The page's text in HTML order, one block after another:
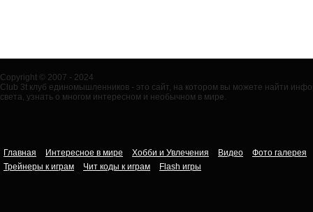
Copyright © 2007 - 2024
Club 3t клуб единомышленников - это сайт, на котором вы можете найти
света, узнать о многом интересном и необычном в мире.
Главная Интересное в мире Хобби и Увлечения Видео
Фото галерея
Трейнеры к играм
Чит коды к играм Flash игры